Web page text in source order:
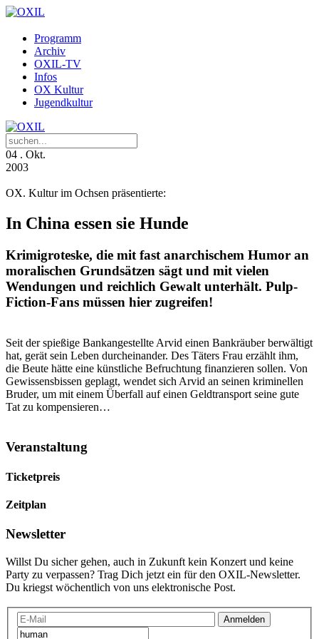
Programm
Archiv
OXIL-TV
Infos
OX Kultur
Jugendkultur
04 . Okt.
2003
OX. Kultur im Ochsen präsentierte:
In China essen sie Hunde
Krimigroteske, die mit fast anarchischem Humor an
moralischen Grundsätzen sägt und mit vielen
Wendungen und reichlich Gewalt unterhält. Pulp-
Fiction-Fans müssen hier zugreifen!
Seit der spießige Bankangestellte Arvid einen Bankräuber berwältigt
hat, gerät sein Leben durcheinander. Des Täters Frau erzählt ihm,
die Beute hätte eine künstliche Befruchtung finanzieren sollen. Von
Gewissensbissen geplagt, wendet sich Arvid an seinen kriminellen
Bruder, um mit einem Überfall auf einen Geldtransport seine gute
Tat zu kompensieren…
Veranstaltung
Ticketpreis
Zeitplan
Newsletter
Willst Du sicher gehen, auch in Zukunft kein Konzert und keine
Party zu verpassen? Trag Dich jetzt ein für den OXIL-Newsletter.
Du kriegst wöchentlich von uns elektronische Post.
Anmelden